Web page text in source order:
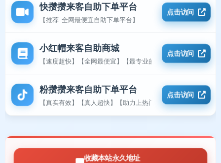
快攒攒来客自助下单平台
【推荐 全网最便宜自助下单平台】
点击访问
小红帽来客自助商城
【速度超快】【全网最便宜】【最专业的平台】
点击访问
粉攒攒来客自助下单平台
【真实有效】【真人超快】【助力上热门】
点击访问
收藏本站永久地址